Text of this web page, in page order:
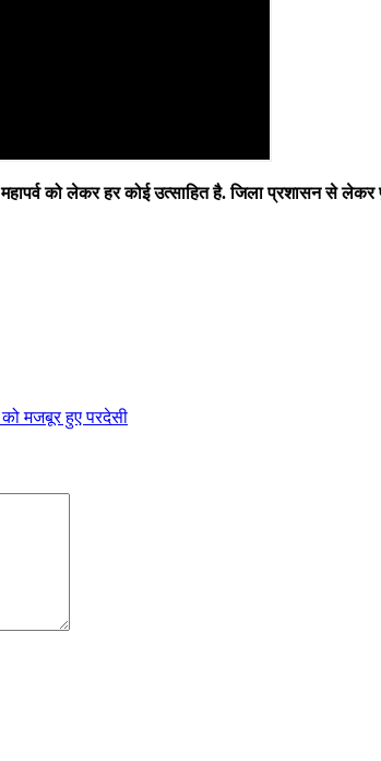
को लेकर हर कोई उत्साहित है. जिला प्रशासन से
मजबूर हुए परदेसी